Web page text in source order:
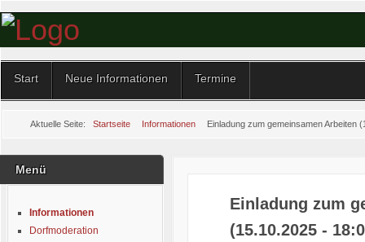
Start Neue Informationen Termine
Aktuelle Seite: Startseite Informationen Einladung zum gemeinsamen Arbeiten
Menü
Informationen
Dorfmoderation
Einladung zum
(15.10.2025 -